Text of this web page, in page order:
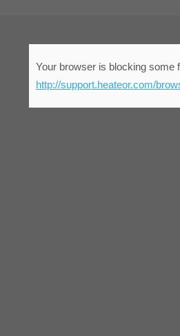
Your browser is blocking some
http://support.heateor.com/